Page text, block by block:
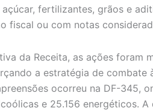
fertilizantes, grãos e
fiscal ou com notas
da Receita, as ações foram
a estratégia de combate
ocorreu na DF-345,
e 25.156 energéticos.